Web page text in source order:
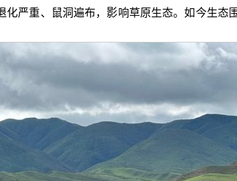
严重、鼠洞遍布，影响草原生态。如今生态